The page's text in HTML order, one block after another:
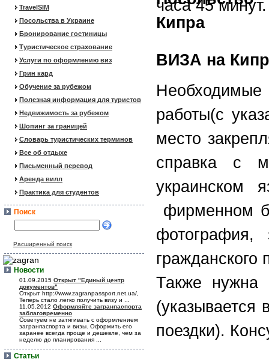
TravelSIM
Посольства в Украине
Бронирование гостиницы
Туристическое страхование
Услуги по оформлению виз
Грин кард
Обучение за рубежом
Полезная информация для туристов
Недвижимость за рубежом
Шопинг за границей
Словарь туристических терминов
Все об отдыхе
Письменный перевод
Аренда вилл
Практика для студентов
Поиск
Расширенный поиск
Новости
01.09.2015 Открыт "Единый центр
документов"
Открыт http://www.zagranpassport.net.ua/,
Теперь стало легко получить визу и ...
11.05.2012 Оформляйте загранпаспорта
заблаговременно
Советуем не затягивать с оформлением
загранпаспорта и визы. Оформить его
заранее всегда проще и дешевле, чем за
неделю до планирования ...
Статьи
часа 45 минут.
ВИЗА на Кипр
работы(с
место
справка с
украинском
фирменном
фотография,
гражданского
Также нужна
(указывается
поездки).